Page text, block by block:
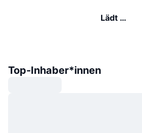
Lädt …
Top-Inhaber*innen